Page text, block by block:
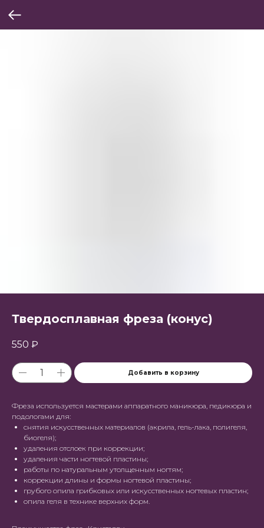
Твердосплавная фреза (конус)
550 ₽
Добавить в корзину
Фреза используется мастерами аппаратного маникюра, педикюра и
подологами для:
снятия искусственных материалов (акрила, гель-лака, полигеля,
биогеля);
удаления отслоек при коррекции;
удаления части ногтевой пластины;
работы по натуральным утолщенным ногтям;
коррекции длины и формы ногтевой пластины;
грубого опила грибковых или искусственных ногтевых пластин;
опила геля в технике верхних форм.